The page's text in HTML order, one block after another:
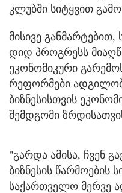
კლუბში სიტყვით
მისივე
დიდ პროგრესს
ეკონომიკური
რეფორმები
ბიზნესისთვის
შემდგომი
"გარდა ამისა, ჩვენ
ბიზნესის წარმოების
საქართველო მერვე